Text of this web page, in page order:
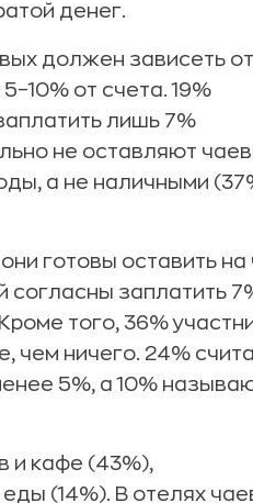
денег.
должен зависеть от
от счета. 19%
лишь 7%
не оставляют
а не наличными
готовы оставить на
согласны заплатить
того, 36%
чем ничего. 24%
5%, а 10%
и кафе (43%),
(14%). В отелях